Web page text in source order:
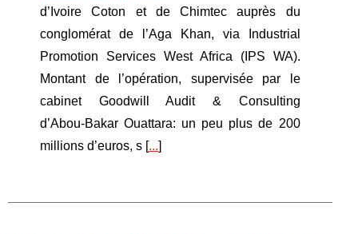
d’Ivoire Coton et de Chimtec auprès du
conglomérat de l’Aga Khan, via Industrial
Promotion Services West Africa (IPS WA).
Montant de l’opération, supervisée par le
cabinet Goodwill Audit & Consulting
d’Abou‑Bakar Ouattara: un peu plus de 200
millions d’euros, s [...]